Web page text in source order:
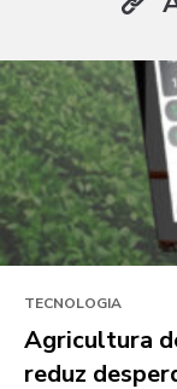
TECNOLOGIA
Agricultura
reduz